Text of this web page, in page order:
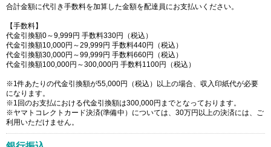
合計金額に代引き手数料を加算した金額を配達員にお支払いください。
【手数料】
代金引換額0～9,999円 手数料330円（税込）
代金引換額10,000円～29,999円 手数料440円（税込）
代金引換額30,000円～99,999円 手数料660円（税込）
代金引換額100,000円～300,000円 手数料1100円（税込）
※1件あたりの代金引換額が55,000円（税込）以上の場合、収入印紙代が必要
になります。
※1回のお支払における代金引換額は300,000円までとなっております。
※ヤマトコレクトカード決済(準備中）については、30万円以上の決済には、ご
利用いただけません。